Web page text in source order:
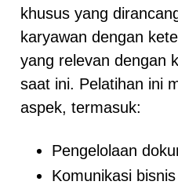
khusus yang
karyawan dengan
yang relevan dengan
saat ini. Pelatihan ini
aspek, termasuk:
Pengelolaan
Komunikasi